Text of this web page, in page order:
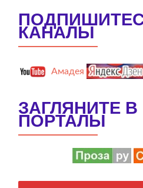
КАНАЛЫ
Амадея
ЗАГЛЯНИТЕ
ПОРТАЛЫ